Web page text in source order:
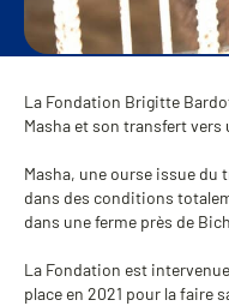
La Fondation Brigitte
Masha et son transfert
Masha, une ourse issue du
dans des conditions
dans une ferme près de
La Fondation est
place en 2021 pour la faire